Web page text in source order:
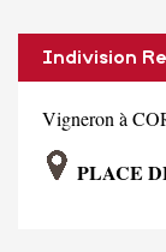
Indivision
Vigneron à
PLACE